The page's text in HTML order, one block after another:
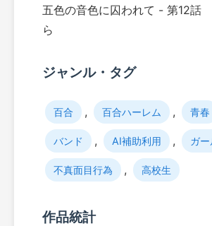
五色の音色に囚われて - 第12話
ら
ジャンル・タグ
百合 , 百合ハーレム , 青春
バンド , AI補助利用 , ガ
不真面目行為 , 高校生
作品統計